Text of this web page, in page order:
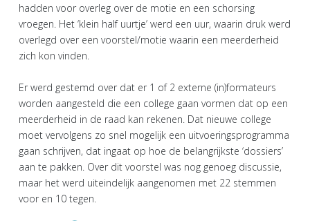
hadden voor overleg over de motie en een schorsing
vroegen. Het ‘klein half uurtje’ werd een uur, waarin druk werd
overlegd over een voorstel/motie waarin een meerderheid
zich kon vinden.
Er werd gestemd over dat er 1 of 2 externe (in)formateurs
worden aangesteld die een college gaan vormen dat op een
meerderheid in de raad kan rekenen. Dat nieuwe college
moet vervolgens zo snel mogelijk een uitvoeringsprogramma
gaan schrijven, dat ingaat op hoe de belangrijkste ‘dossiers’
aan te pakken. Over dit voorstel was nog genoeg discussie,
maar het werd uiteindelijk aangenomen met 22 stemmen
voor en 10 tegen.